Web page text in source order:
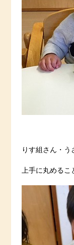
りす組さん・
上手に丸めるこ